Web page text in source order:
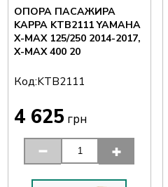
ОПОРА ПАСАЖИРА
KAPPA KTB2111 YAMAHA
X-MAX 125/250 2014-2017,
X-MAX 400 20
Код:KTB2111
4 625 грн